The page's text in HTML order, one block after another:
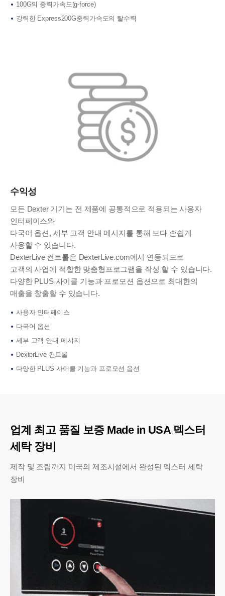
100G의 중력가속도(g-force)
강력한 Express200G중력가속도의 탈수력
수익성
모든 Dexter 기기는 전 제품에 공통적으로 적용되는 사용자
인터페이스와
다국어 옵션, 세부 고객 안내 메시지를 통해 보다 손쉽게
사용할 수 있습니다.
DexterLive 컨트롤은 DexterLive.com에서 연동되므로
고객의 사업에 적합한 맞춤형프로그램을 작성 할 수 있습니다.
다양한 PLUS 사이클 기능과 프로모션 옵션으로 최대한의
매출을 창출할 수 있습니다.
사용자 인터페이스
다국어 옵션
세부 고객 안내 메시지
DexterLive 컨트롤
다양한 PLUS 사이클 기능과 프로모션 옵션
업계 최고 품질 보증 Made in USA 덱스터
세탁 장비
제작 및 조립까지 미국의 제조시설에서 완성된 덱스터 세탁
장비